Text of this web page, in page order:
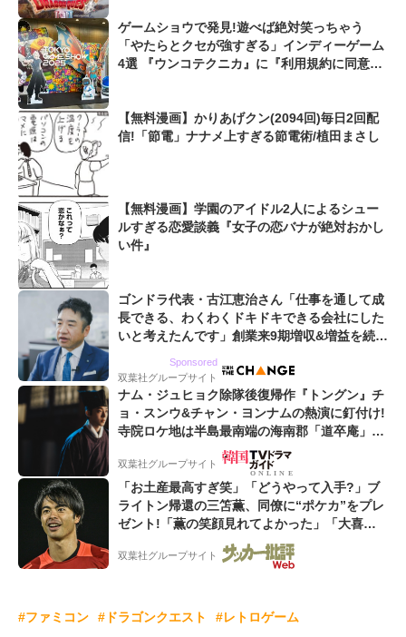
ゲームショウで発見!遊べば絶対笑っちゃう
「やたらとクセが強すぎる」インディーゲーム
4選 『ウンコテクニカ』に『利用規約に同意し
【無料漫画】かりあげクン(2094回)毎日2回配
信!「節電」ナナメ上すぎる節電術/植田まさし
【無料漫画】学園のアイドル2人によるシュー
ルすぎる恋愛談義『女子の恋バナが絶対おかし
い件』
ゴンドラ代表・古江恵治さん「仕事を通して成
長できる、わくわくドキドキできる会社にした
いと考えたんです」創業来9期増収&増益を続け
Sponsored
双葉社グループサイト
ナム・ジュヒョク除隊後復帰作『トングン』チ
ョ・スンウ&チャン・ヨンナムの熱演に釘付け!
寺院ロケ地は半島最南端の海南郡「道卒庵」
【韓ドラから始める韓国旅行】
双葉社グループサイト
「お土産最高すぎ笑」「どうやって入手?」ブ
ライトン帰還の三笘薫、同僚に“ポケカ”をプレ
ゼント!「薫の笑顔見れてよかった」「大喜び
のリュテル可愛すぎ」
双葉社グループサイト
#ファミコン #ドラゴンクエスト #レトロゲーム